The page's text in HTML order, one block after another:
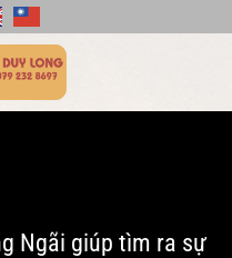
Ngãi giúp tìm ra sự